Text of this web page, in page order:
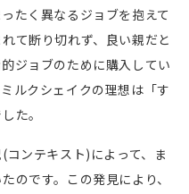
たく異なるジョブを抱えて
て断り切れず、良い親だと
ジョブのために購入してい
ルクシェイクの理想は「す
た。
(コンテキスト) によって、ま
のです。この発見により、